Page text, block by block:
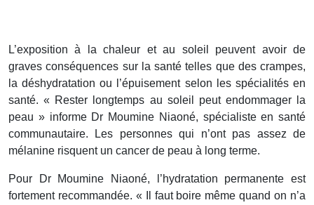
L’exposition à la chaleur et au soleil peuvent avoir de
graves conséquences sur la santé telles que des crampes,
la déshydratation ou l’épuisement selon les spécialités en
santé. « Rester longtemps au soleil peut endommager la
peau » informe Dr Moumine Niaoné, spécialiste en santé
communautaire. Les personnes qui n’ont pas assez de
mélanine risquent un cancer de peau à long terme.
Pour Dr Moumine Niaoné, l’hydratation permanente est
fortement recommandée. « Il faut boire même quand on n’a